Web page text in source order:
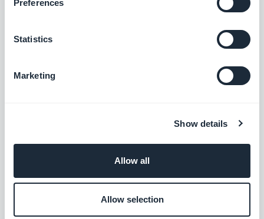
Preferences
Statistics
Marketing
Show details
Allow all
Allow selection
maintenant vous avez la réponse.
Le concept de fond est que: si votre
la technologie et en phase avec le marché actuel,
simple et divertissante, et d'augmenter vos profits,
Beautiful App à vos côtés... ;)
POUR ALLER PLUS LOIN :